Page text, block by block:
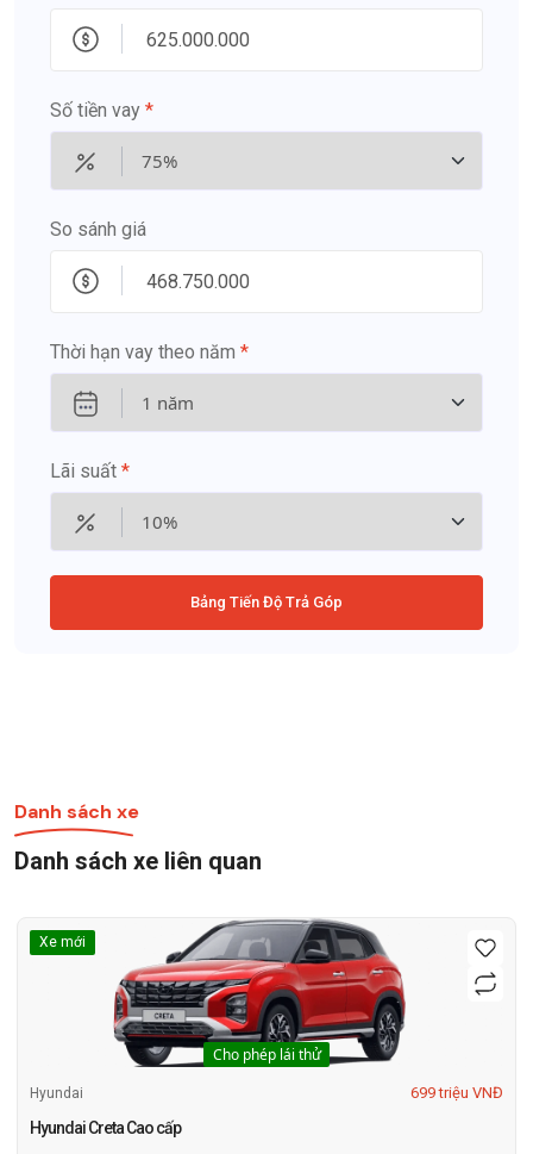
Số tiền vay *
So sánh giá
Thời hạn vay theo năm *
Lãi suất *
Bảng Tiến Độ Trả Góp
Danh sách xe
Danh sách xe liên quan
Xe mới
Cho phép lái thử
Hyundai 699 triệu VNĐ
Hyundai Creta Cao cấp